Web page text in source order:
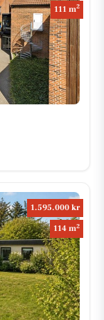
111 m2
1.595.000 kr
114 m2